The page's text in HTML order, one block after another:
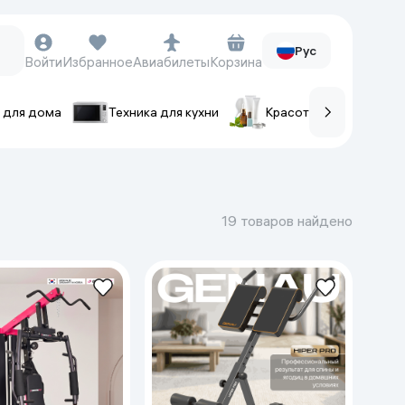
Фитнес-браслеты
Ремешки для часов
Фотоаппараты и видеокамеры
Фотоаппараты
Экшен-камеры
ВойтиИзбранноеАвиабилетыКорзина
Рус
для дома Техника для кухни Красота и уход
19 товаров найдено